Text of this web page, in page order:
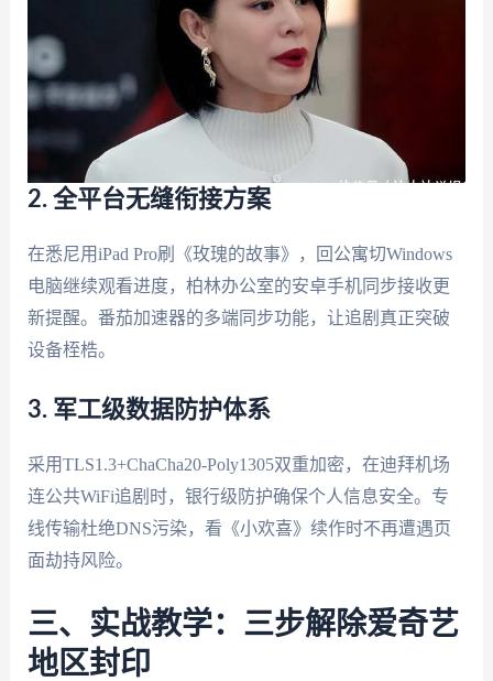
2. 全平台无缝衔接方案
在悉尼用iPad Pro刷《玫瑰的故事》，回公寓切Windows
电脑继续观看进度，柏林办公室的安卓手机同步接收更
新提醒。番茄加速器的多端同步功能，让追剧真正突破
设备桎梏。
3. 军工级数据防护体系
采用TLS1.3+ChaCha20-Poly1305双重加密，在迪拜机场
连公共WiFi追剧时，银行级防护确保个人信息安全。专
线传输杜绝DNS污染，看《小欢喜》续作时不再遭遇页
面劫持风险。
三、实战教学：三步解除爱奇艺
地区封印